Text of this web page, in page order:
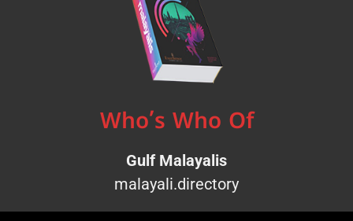
Who’s Who Of
Gulf Malayalis
malayali.directory